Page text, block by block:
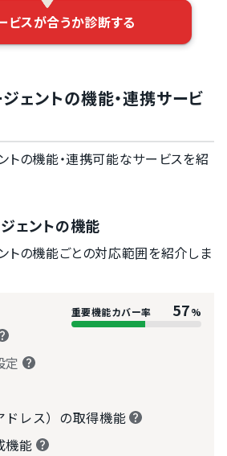
ビスが合うか診断する
ェントの機能・連携サービ
トの機能・連携可能なサービスを紹
ェントの機能
トの機能ごとの対応範囲を紹介しま
重要機能カバー率 57%
定
ドレス）の取得機能
機能